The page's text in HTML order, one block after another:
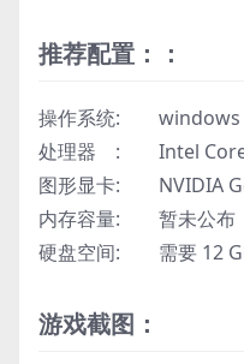
推荐配置：：
操作系统: windows
处理器 : Intel Core
图形显卡: NVIDIA
内存容量: 暂未公布
硬盘空间: 需要 12
游戏截图：